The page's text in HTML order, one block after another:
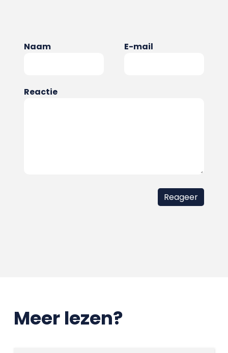
Naam E-mail
Reactie
Meer lezen?